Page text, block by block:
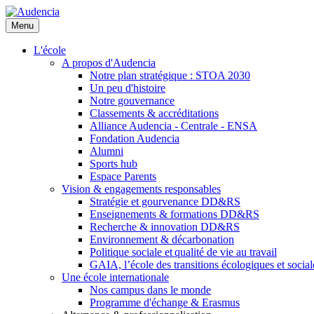
Aller
au
contenu
principal
Menu
L'école
A propos d'Audencia
Notre plan stratégique : STOA 2030
Un peu d'histoire
Notre gouvernance
Classements & accréditations
Alliance Audencia - Centrale - ENSA
Fondation Audencia
Alumni
Sports hub
Espace Parents
Vision & engagements responsables
Stratégie et gourvenance DD&RS
Enseignements & formations DD&RS
Recherche & innovation DD&RS
Environnement & décarbonation
Politique sociale et qualité de vie au travail
GAIA, l’école des transitions écologiques et
Une école internationale
Nos campus dans le monde
Programme d'échange & Erasmus